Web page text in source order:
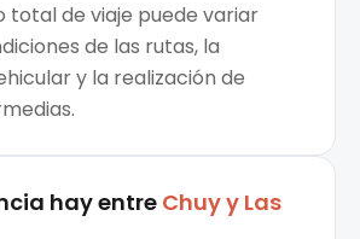
total de viaje puede variar
de las rutas, la
y la realización de
hay entreChuyy Las